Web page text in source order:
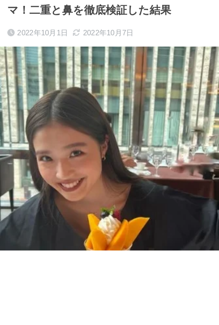
マ！二重と鼻を徹底検証した結果
2022年10月1日 2022年10月7日